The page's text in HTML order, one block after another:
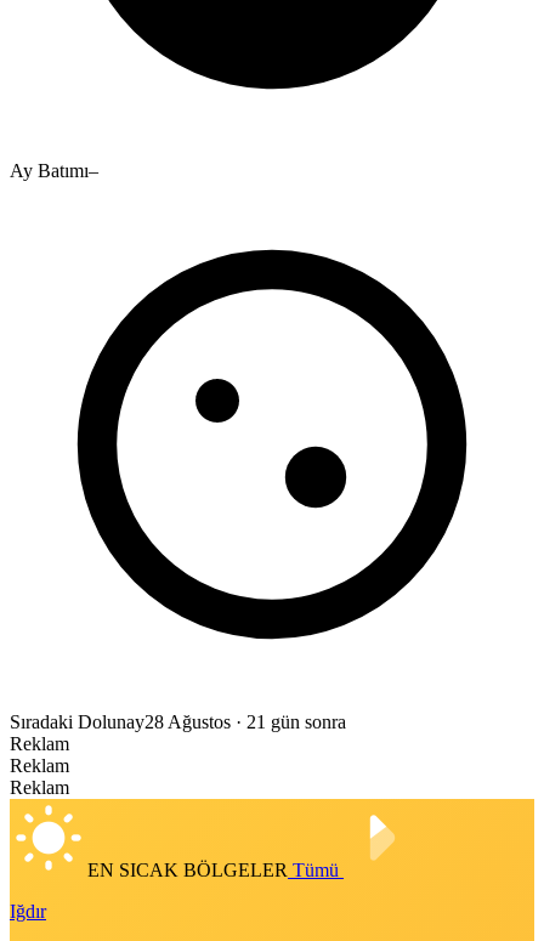
Ay Batımı–
Sıradaki Dolunay28 Ağustos · 21 gün sonra
Reklam
Reklam
Reklam
EN SICAK BÖLGELER Tümü
Iğdır